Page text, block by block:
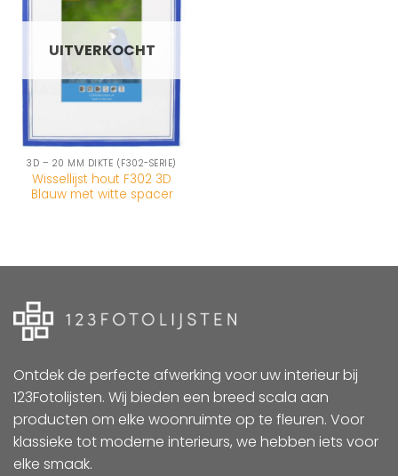
UITVERKOCHT
3D – 20 MM DIKTE (F302-SERIE)
Wissellijst hout F302 3D
Blauw met witte spacer
Ontdek de perfecte afwerking voor uw interieur bij
123Fotolijsten. Wij bieden een breed scala aan
producten om elke woonruimte op te fleuren. Voor
klassieke tot moderne interieurs, we hebben iets voor
elke smaak.